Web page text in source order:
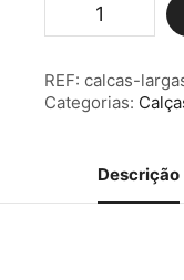
Calças
c/
Bolsos
REF: calcas-
Categorias:
Descrição